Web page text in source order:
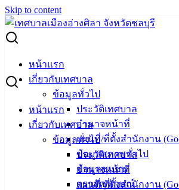
Skip to content
หน้าแรก
เกี่ยวกับเทศบาล
ข้อมูลทั่วไป
ประวัติเทศบาล
อำนาจหน้าที่
แผนที่/ที่ตั้งสำนักงาน
ข้อมูลสภาพทั่วไป
ข้อมูลชุมชน
ตราสัญลักษณ์
หน้าแรก
เกี่ยวกับเทศบาล
ข้อมูลทั่วไป
ประวัติเทศบาล
อำนาจหน้าที่
แผนที่/ที่ตั้งสำนักงาน
Search for:
ผู้ชนะการเสนอราคา ทำป้ายประชาสัมพันธ์
ผู้ชนะการเสนอราคา ทำป้าย
ประชาสัมพันธ์ 30 ป้าย
มีนาคม 11, 2024 มีนาคม 11, 2024
ประกาศผู้ชนะ